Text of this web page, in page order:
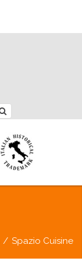
/ Spazio Cuisine